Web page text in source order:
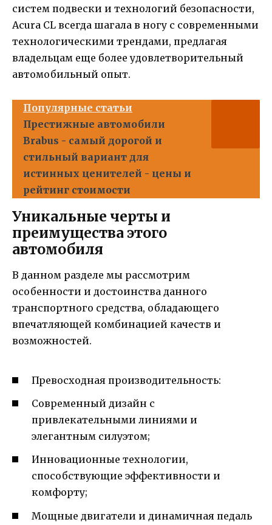
систем подвески и технологий безопасности,
Acura CL всегда шагала в ногу с современными
технологическими трендами, предлагая
владельцам еще более удовлетворительный
автомобильный опыт.
Популярные статьи
Престижные автомобили
Brabus - самый дорогой и
стильный вариант для
истинных ценителей - цены и
рейтинг стоимости
Уникальные черты и
преимущества этого
автомобиля
В данном разделе мы рассмотрим
особенности и достоинства данного
транспортного средства, обладающего
впечатляющей комбинацией качеств и
возможностей.
Превосходная производительность:
Современный дизайн с
привлекательными линиями и
элегантным силуэтом;
Инновационные технологии,
способствующие эффективности и
комфорту;
Мощные двигатели и динамичная педаль